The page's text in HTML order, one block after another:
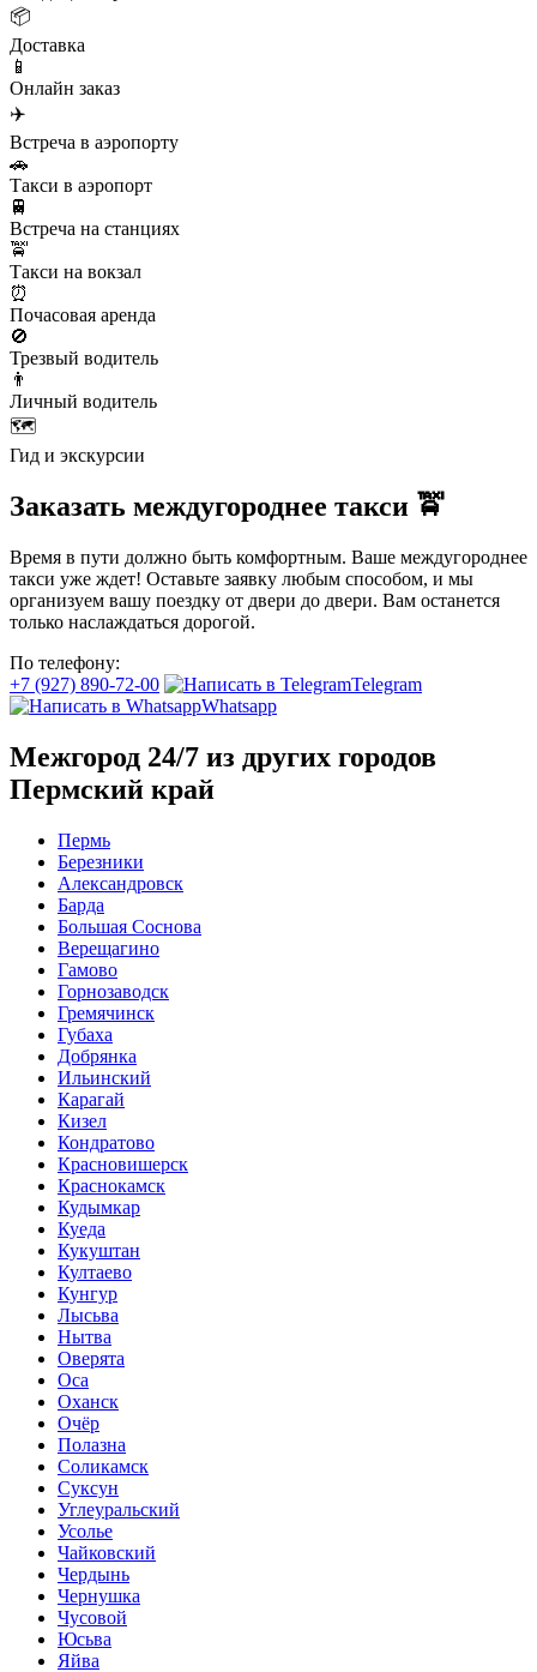
📦
Доставка
📱
Онлайн заказ
✈️
Встреча в аэропорту
🚗
Такси в аэропорт
🚆
Встреча на станциях
🚖
Такси на вокзал
⏰
Почасовая аренда
🚫
Трезвый водитель
👨
Личный водитель
🗺️
Гид и экскурсии
Заказать междугороднее такси 🚖
Время в пути должно быть комфортным. Ваше междугороднее
такси уже ждет! Оставьте заявку любым способом, и мы
организуем вашу поездку от двери до двери. Вам останется
только наслаждаться дорогой.
По телефону:
+7 (927) 890-72-00
Telegram
Whatsapp
Межгород 24/7 из других городов
Пермский край
Пермь
Березники
Александровск
Барда
Большая Соснова
Верещагино
Гамово
Горнозаводск
Гремячинск
Губаха
Добрянка
Ильинский
Карагай
Кизел
Кондратово
Красновишерск
Краснокамск
Кудымкар
Куеда
Кукуштан
Култаево
Кунгур
Лысьва
Нытва
Оверята
Оса
Оханск
Очёр
Полазна
Соликамск
Суксун
Углеуральский
Усолье
Чайковский
Чердынь
Чернушка
Чусовой
Юсьва
Яйва